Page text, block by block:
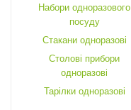
Набори одноразового
посуду
Стакани одноразові
Столові прибори
одноразові
Тарілки одноразові